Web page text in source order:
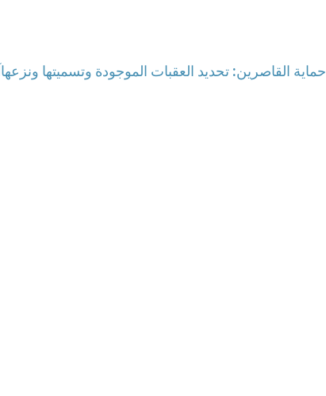
حماية القاصرين: تحديد العقبات الموجودة وتسميتها ونزعها